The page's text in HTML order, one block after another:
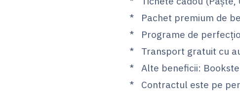
* Pachet premium de
* Programe de
* Transport gratuit cu
* Alte beneficii:
* Contractul este pe